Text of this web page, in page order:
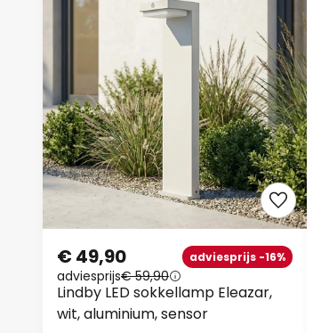
Lindby LED sokkellamp Eleazar,
wit, aluminium, sensor
€ 49,90 adviesprijs -16%
adviesprijs€ 59,90